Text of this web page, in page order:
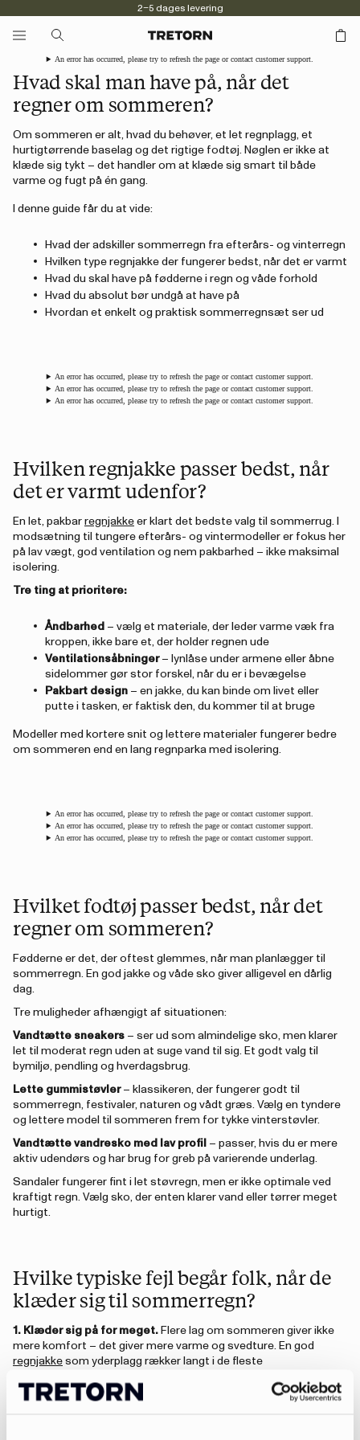
2–5 dages levering
An error has occurred, please try to refresh the page or contact customer support.
Hvad skal man have på, når det
regner om sommeren?
Om sommeren er alt, hvad du behøver, et let regnplagg, et
hurtigtørrende baselag og det rigtige fodtøj. Nøglen er ikke at
klæde sig tykt – det handler om at klæde sig smart til både
varme og fugt på én gang.
I denne guide får du at vide:
Hvad der adskiller sommerregn fra efterårs- og vinterregn
Hvilken type regnjakke der fungerer bedst, når det er varmt
Hvad du skal have på fødderne i regn og våde forhold
Hvad du absolut bør undgå at have på
Hvordan et enkelt og praktisk sommerregnsæt ser ud
An error has occurred, please try to refresh the page or contact customer support.
An error has occurred, please try to refresh the page or contact customer support.
An error has occurred, please try to refresh the page or contact customer support.
Hvilken regnjakke passer bedst, når
det er varmt udenfor?
En let, pakbar regnjakke er klart det bedste valg til sommerrug. I
modsætning til tungere efterårs- og vintermodeller er fokus her
på lav vægt, god ventilation og nem pakbarhed – ikke maksimal
isolering.
Tre ting at prioritere:
Åndbarhed – vælg et materiale, der leder varme væk fra
kroppen, ikke bare et, der holder regnen ude
Ventilationsåbninger– lynlåse under armene eller åbne
sidelommer gør stor forskel, når du er i bevægelse
Pakbart design – en jakke, du kan binde om livet eller
putte i tasken, er faktisk den, du kommer til at bruge
Modeller med kortere snit og lettere materialer fungerer bedre
om sommeren end en lang regnparka med isolering.
An error has occurred, please try to refresh the page or contact customer support.
An error has occurred, please try to refresh the page or contact customer support.
An error has occurred, please try to refresh the page or contact customer support.
Hvilket fodtøj passer bedst, når det
regner om sommeren?
Fødderne er det, der oftest glemmes, når man planlægger til
sommerregn. En god jakke og våde sko giver alligevel en dårlig
dag.
Tre muligheder afhængigt af situationen:
Vandtætte sneakers – ser ud som almindelige sko, men klarer
let til moderat regn uden at suge vand til sig. Et godt valg til
bymiljø, pendling og hverdagsbrug.
Lette gummistøvler– klassikeren, der fungerer godt til
sommerregn, festivaler, naturen og vådt græs. Vælg en tyndere
og lettere model til sommeren frem for tykke vinterstøvler.
Vandtætte vandresko med lav profil – passer, hvis du er mere
aktiv udendørs og har brug for greb på varierende underlag.
Sandaler fungerer fint i let støvregn, men er ikke optimale ved
kraftigt regn. Vælg sko, der enten klarer vand eller tørrer meget
hurtigt.
Hvilke typiske fejl begår folk, når de
klæder sig til sommerregn?
1. Klæder sig på for meget. Flere lag om sommeren giver ikke
mere komfort – det giver mere varme og svedture. En god
regnjakke som yderplagg rækker langt i de fleste
2. Glemmer at pakke regnplagg.
Sommerregn kan komme